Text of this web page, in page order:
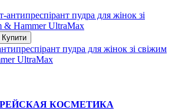
Купити
пудра для жінок зі свіжим
UltraMax
КОСМЕТИКА